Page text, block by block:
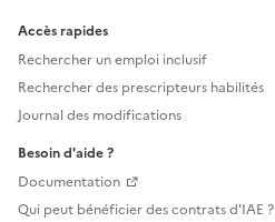
Accès rapides
Rechercher un emploi inclusif
Rechercher des prescripteurs habilités
Journal des modifications
Besoin d'aide ?
Documentation
Qui peut bénéficier des contrats d'IAE ?